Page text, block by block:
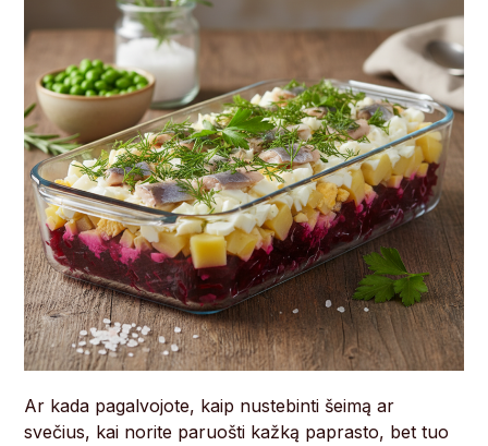
Ar kada pagalvojote, kaip nustebinti šeimą ar
svečius, kai norite paruošti kažką paprasto, bet tuo